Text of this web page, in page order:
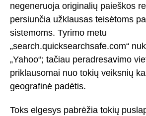
negeneruoja originalių paieškos
persiunčia užklausas teisėtoms
sistemoms. Tyrimo metu
„search.quicksearchsafe.com“
„Yahoo“; tačiau peradresavimo
priklausomai nuo tokių veiksnių
geografinė padėtis.
Toks elgesys pabrėžia tokių